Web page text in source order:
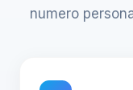
numero